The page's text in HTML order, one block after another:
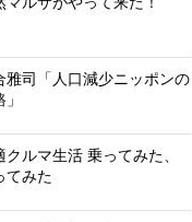
雅司「人口減少ニッポンの
クルマ生活 乗ってみた、
てみた